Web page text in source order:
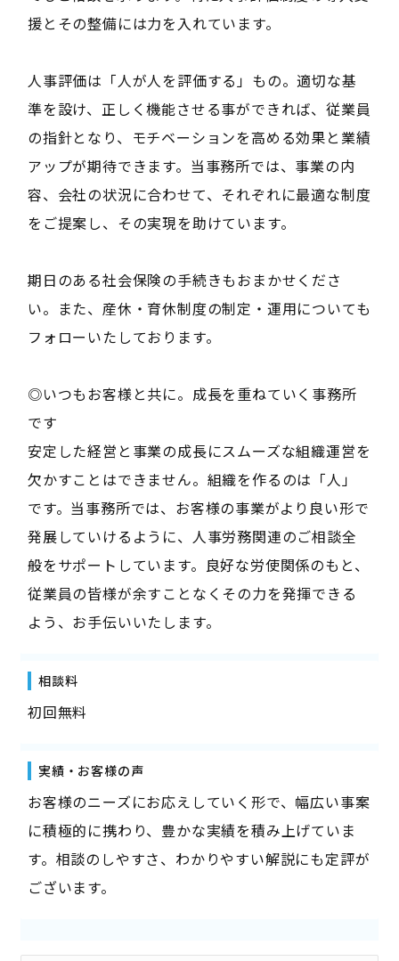
援とその整備には力を入れています。
人事評価は「人が人を評価する」もの。適切な基
準を設け、正しく機能させる事ができれば、従業員
の指針となり、モチベーションを高める効果と業績
アップが期待できます。当事務所では、事業の内
容、会社の状況に合わせて、それぞれに最適な制度
をご提案し、その実現を助けています。
期日のある社会保険の手続きもおまかせくださ
い。また、産休・育休制度の制定・運用についても
フォローいたしております。
◎いつもお客様と共に。成長を重ねていく事務所
です
安定した経営と事業の成長にスムーズな組織運営を
欠かすことはできません。組織を作るのは「人」
です。当事務所では、お客様の事業がより良い形で
発展していけるように、人事労務関連のご相談全
般をサポートしています。良好な労使関係のもと、
従業員の皆様が余すことなくその力を発揮できる
よう、お手伝いいたします。
相談料
初回無料
実績・お客様の声
お客様のニーズにお応えしていく形で、幅広い事案
に積極的に携わり、豊かな実績を積み上げていま
す。相談のしやすさ、わかりやすい解説にも定評が
ございます。